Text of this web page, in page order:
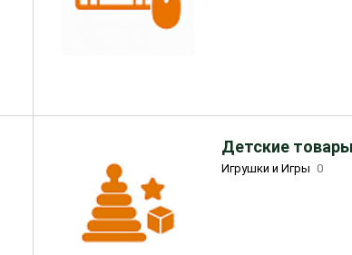
Детские
Игрушки и Игры 0